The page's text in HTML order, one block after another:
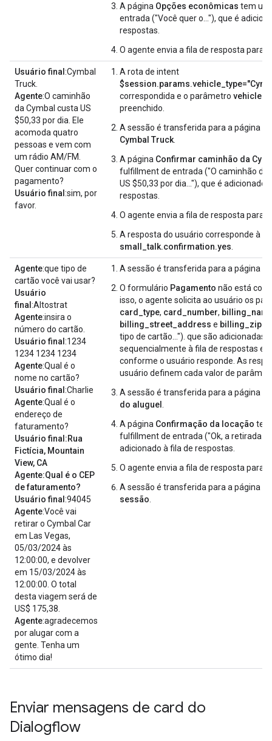
A página Opções econômicas tem
entrada ("Você quer o..."), que é
respostas.
O agente envia a fila de resposta para
Usuário final:Cymbal
Truck.
Agente:O caminhão
da Cymbal custa US
$50,33 por dia. Ele
acomoda quatro
pessoas e vem com
um rádio AM/FM.
Quer continuar com o
pagamento?
Usuário final:sim, por
favor.
A rota de intent
correspondida e o parâmetro
preenchido.
A sessão é transferida para a página
Cymbal Truck
A página Confirmar caminhão da
fulfillment de entrada ("O caminhão da
US $50,33 por dia..."), que é adicionado
respostas.
O agente envia a fila de resposta para
A resposta do usuário corresponde à
small_talk.confirmation.yes
Agente:que tipo de
cartão você vai usar?
Usuário
final:Altostrat
Agente:insira o
número do cartão.
Usuário final:1234
1234 1234 1234
Agente:Qual é o
nome no cartão?
Usuário final:Charlie
Agente:Qual é o
endereço de
faturamento?
Usuário final:Rua
Fictícia, Mountain
View, CA
Agente:Qual é o CEP
de faturamento?
Usuário final:94045
Agente:Você vai
retirar o Cymbal Car
em Las Vegas,
05/03/2024 às
12:00:00, e devolver
em 15/03/2024 às
12:00:00. O total
desta viagem será de
US$ 175,38.
Agente:agradecemos
por alugar com a
gente. Tenha um
ótimo dia!
A sessão é transferida para a página
O formulário Pagamento não está
isso, o agente solicita ao usuário os
card_type, card_number,
billing_street_address e
tipo de cartão..."). que são adicionadas
sequencialmente à fila de respostas e
conforme o usuário responde. As
usuário definem cada valor de
A sessão é transferida para a página
do aluguel
A página Confirmação da locação
fulfillment de entrada ("Ok, a retirada
adicionado à fila de respostas.
O agente envia a fila de resposta para
A sessão é transferida para a página
sessão
Enviar mensagens de card do
Dialogflow